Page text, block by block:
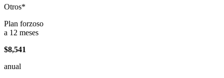
Otros*
Plan forzoso
a 12 meses
$8,541
anual